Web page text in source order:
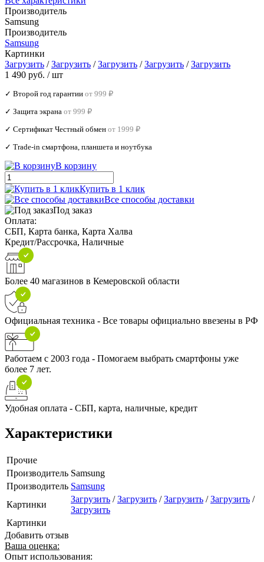
Производитель
Samsung
Производитель
Samsung
Картинки
Загрузить /Загрузить /Загрузить /Загрузить /Загрузить
1 490 руб. / шт
✓ Второй год гарантии от 999 ₽
✓ Защита экрана от 999 ₽
✓ Сертификат Честный обмен от 1999 ₽
✓ Trade‑in смартфона, планшета и ноутбука
В корзину
Купить в 1 клик
Все способы доставки
Под заказ
Оплата:
СБП, Карта банка, Карта Халва
Кредит/Рассрочка, Наличные
Более 40 магазинов в Кемеровской области
Официальная техника - Все товары официально ввезены в РФ
Работаем с 2003 года - Помогаем выбрать смартфоны уже
более 7 лет.
Удобная оплата - СБП, карта, наличные, кредит
Характеристики
Прочие
Производитель Samsung
Производитель Samsung
Картинки
Загрузить /Загрузить /Загрузить /Загрузить /
Загрузить
Картинки
Добавить отзыв
Ваша оценка:
Опыт использования: